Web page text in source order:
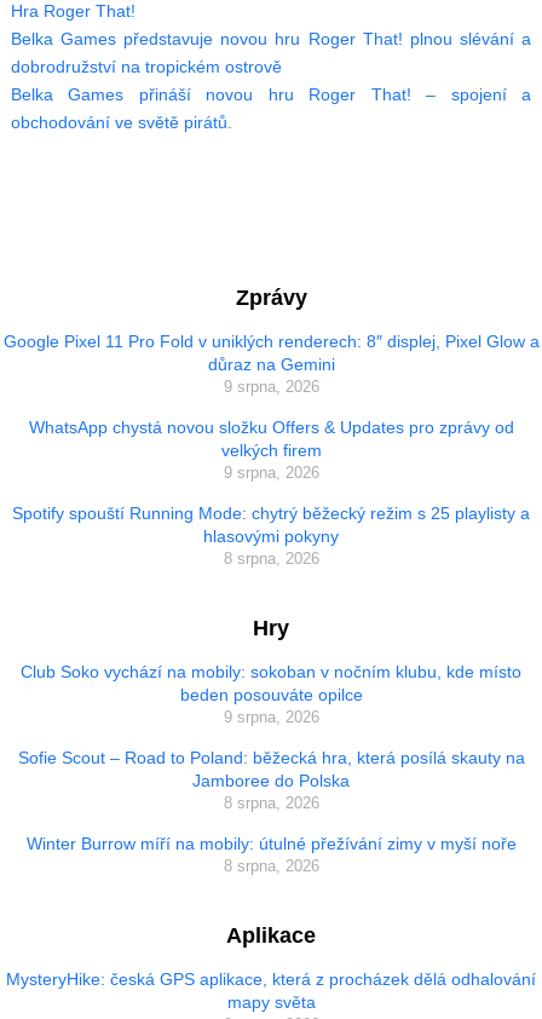
Hra Roger That!
Belka Games představuje novou hru Roger That! plnou slévání a
dobrodružství na tropickém ostrově
Belka Games přináší novou hru Roger That! – spojení a
obchodování ve světě pirátů.
Zprávy
Google Pixel 11 Pro Fold v uniklých renderech: 8″ displej, Pixel Glow a
důraz na Gemini
9 srpna, 2026
WhatsApp chystá novou složku Offers & Updates pro zprávy od
velkých firem
9 srpna, 2026
Spotify spouští Running Mode: chytrý běžecký režim s 25 playlisty a
hlasovými pokyny
8 srpna, 2026
Hry
Club Soko vychází na mobily: sokoban v nočním klubu, kde místo
beden posouváte opilce
9 srpna, 2026
Sofie Scout – Road to Poland: běžecká hra, která posílá skauty na
Jamboree do Polska
8 srpna, 2026
Winter Burrow míří na mobily: útulné přežívání zimy v myší noře
8 srpna, 2026
Aplikace
MysteryHike: česká GPS aplikace, která z procházek dělá odhalování
mapy světa